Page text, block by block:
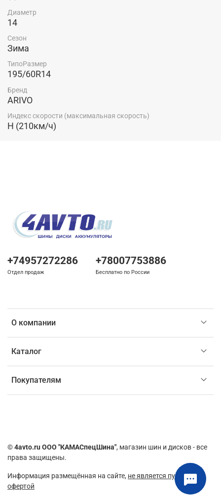
Диаметр
14
Сезон
Зима
ТипоРазмер
195/60R14
Бренд
ARIVO
Индекс скорости (максимальная скорость)
H (210км/ч)
О компании
Каталог
Покупателям
+74957272286
Отдел продаж
+78007753886
Бесплатно по России
©4avto.ru ООО "КАМАСпецШина", магазин шин и дисков - все
права защищены.
Информация размещённая на сайте, не является публичной
офертой